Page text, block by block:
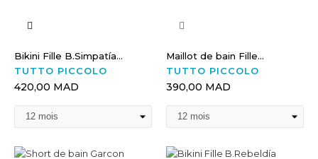
Bikini Fille B.Simpatía...
TUTTO PICCOLO
420,00 MAD
Maillot de bain Fille...
TUTTO PICCOLO
390,00 MAD